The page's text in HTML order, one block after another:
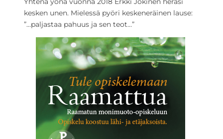
kesken unen. Mielessä pyöri keskeneräinen lause:
”…paljastaa pahuus ja sen teot…”